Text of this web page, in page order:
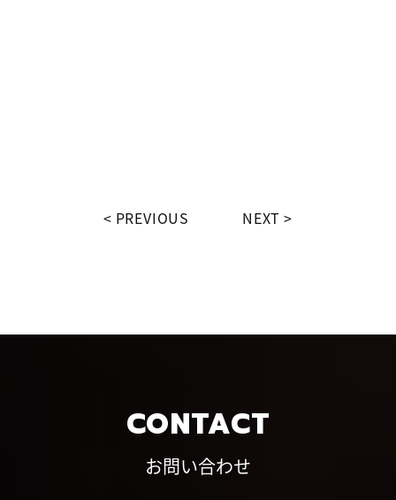
PREVIOUS NEXT
CONTACT
お問い合わせ